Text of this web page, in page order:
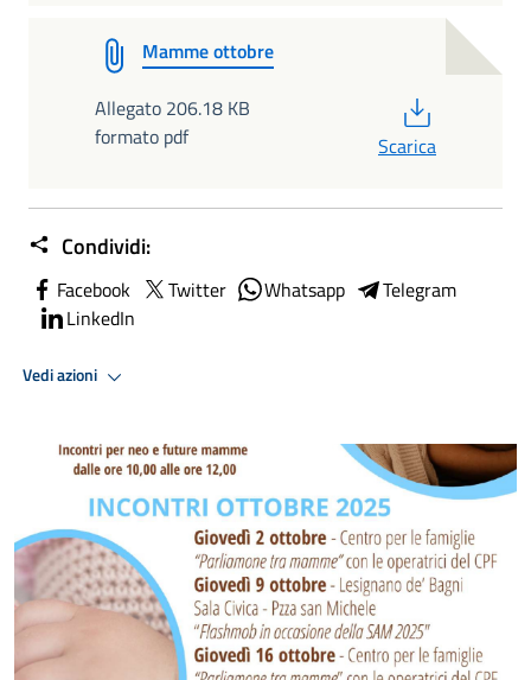
Mamme ottobre
Allegato 206.18 KB
formato pdf
Scarica
Condividi:
Facebook Twitter Whatsapp
Telegram
LinkedIn
Vedi azioni